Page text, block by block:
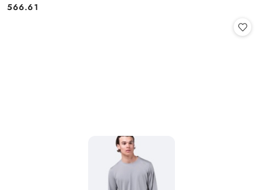
Cena:
566.61